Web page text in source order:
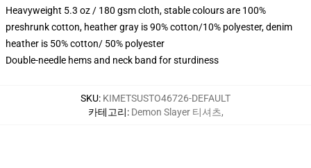
Heavyweight 5.3 oz / 180 gsm cloth, stable colours are 100%
preshrunk cotton, heather gray is 90% cotton/10% polyester, denim
heather is 50% cotton/ 50% polyester
Double-needle hems and neck band for sturdiness
SKU: KIMETSUSTO46726-DEFAULT
카테고리: Demon Slayer 티셔츠,